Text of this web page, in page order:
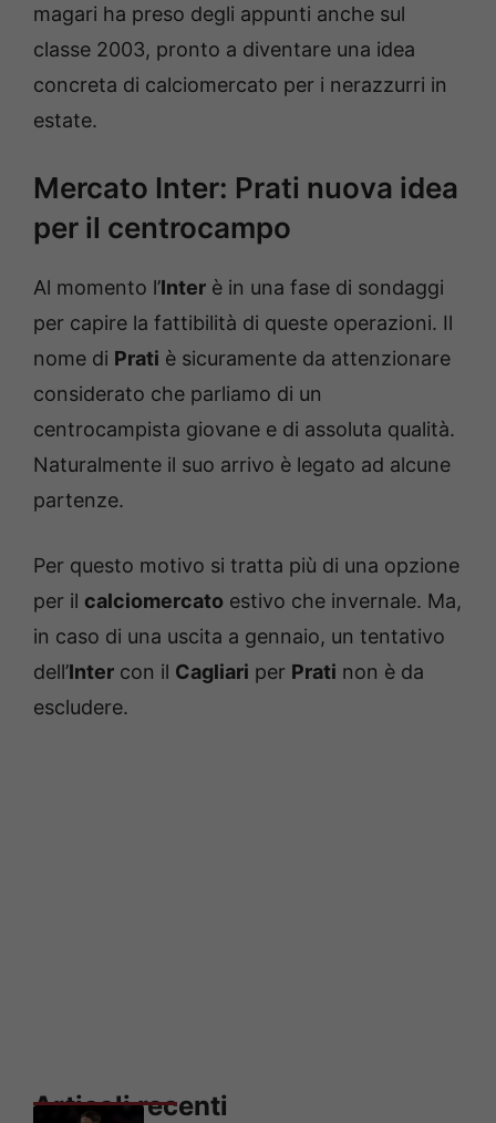
magari ha preso degli appunti anche sul
classe 2003, pronto a diventare una idea
concreta di calciomercato per i nerazzurri in
estate.
Mercato Inter: Prati nuova idea
per il centrocampo
Al momento l’Inter è in una fase di sondaggi
per capire la fattibilità di queste operazioni. Il
nome di Prati è sicuramente da attenzionare
considerato che parliamo di un
centrocampista giovane e di assoluta qualità.
Naturalmente il suo arrivo è legato ad alcune
partenze.
Per questo motivo si tratta più di una opzione
per il calciomercato estivo che invernale. Ma,
in caso di una uscita a gennaio, un tentativo
dell’Inter con il Cagliari per Prati non è da
escludere.
Articoli recenti